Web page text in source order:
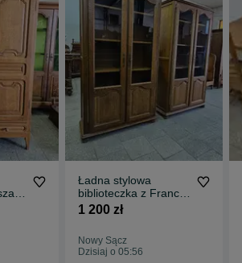
Ładna stylowa
biblioteczka z Francji
witryna 2 sztuki /
1 200 zł
Nowy Sącz
Dzisiaj o 05:56